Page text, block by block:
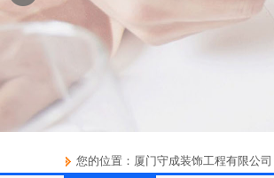
您的位置： 厦门守成装饰工程有限公司